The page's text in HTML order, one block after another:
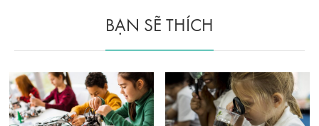
BẠN SẼ THÍCH